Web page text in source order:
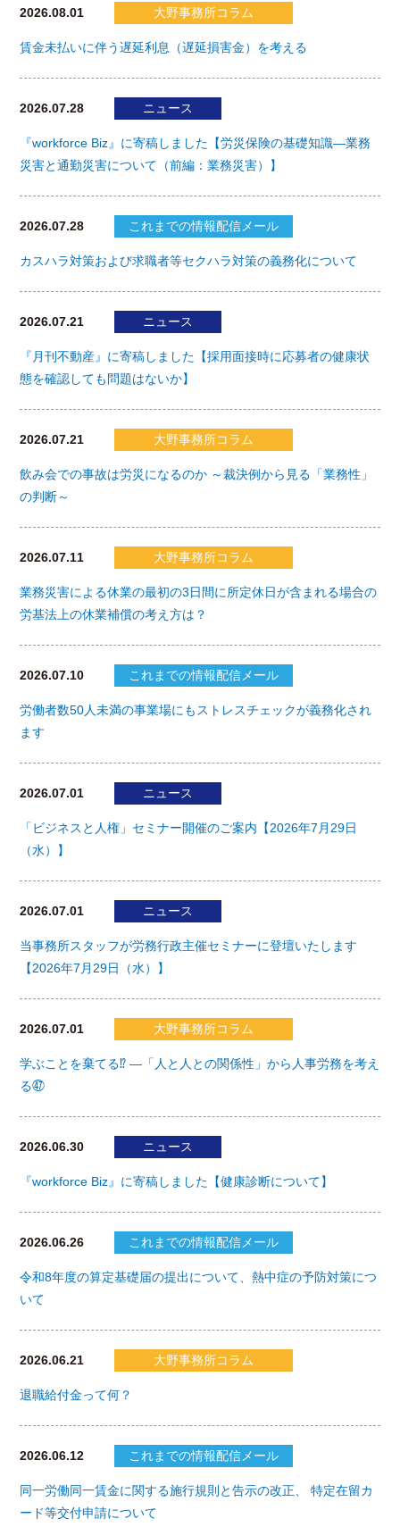
2026.08.01 大野事務所コラム
賃金未払いに伴う遅延利息（遅延損害金）を考える
2026.07.28 ニュース
『workforce Biz』に寄稿しました【労災保険の基礎知識―業務
災害と通勤災害について（前編：業務災害）】
2026.07.28 これまでの情報配信メール
カスハラ対策および求職者等セクハラ対策の義務化について
2026.07.21 ニュース
『月刊不動産』に寄稿しました【採用面接時に応募者の健康状
態を確認しても問題はないか】
2026.07.21 大野事務所コラム
飲み会での事故は労災になるのか ～裁決例から見る「業務性」
の判断～
2026.07.11 大野事務所コラム
業務災害による休業の最初の3日間に所定休日が含まれる場合の
労基法上の休業補償の考え方は？
2026.07.10 これまでの情報配信メール
労働者数50人未満の事業場にもストレスチェックが義務化され
ます
2026.07.01 ニュース
「ビジネスと人権」セミナー開催のご案内【2026年7月29日
（水）】
2026.07.01 ニュース
当事務所スタッフが労務行政主催セミナーに登壇いたします
【2026年7月29日（水）】
2026.07.01 大野事務所コラム
学ぶことを棄てる⁉ ―「人と人との関係性」から人事労務を考え
る㊼
2026.06.30 ニュース
『workforce Biz』に寄稿しました【健康診断について】
2026.06.26 これまでの情報配信メール
令和8年度の算定基礎届の提出について、熱中症の予防対策につ
いて
2026.06.21 大野事務所コラム
退職給付金って何？
2026.06.12 これまでの情報配信メール
同一労働同一賃金に関する施行規則と告示の改正、 特定在留カ
ード等交付申請について